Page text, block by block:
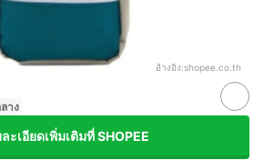
อ้างอิง:shopee.co.th
าง
ะเอียดเพิ่มเติมที่ SHOPEE